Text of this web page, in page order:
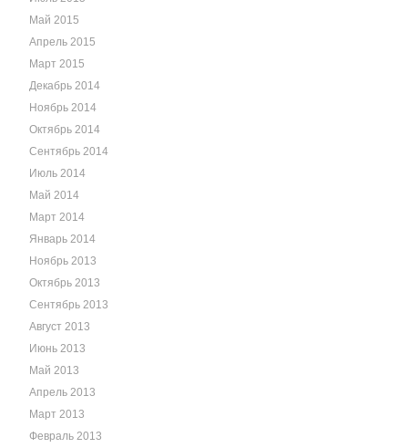
Май 2015
Апрель 2015
Март 2015
Декабрь 2014
Ноябрь 2014
Октябрь 2014
Сентябрь 2014
Июль 2014
Май 2014
Март 2014
Январь 2014
Ноябрь 2013
Октябрь 2013
Сентябрь 2013
Август 2013
Июнь 2013
Май 2013
Апрель 2013
Март 2013
Февраль 2013